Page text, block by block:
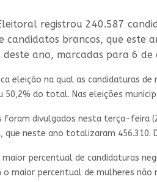
registrou 240.587
candidatos brancos, que este
deste ano, marcadas para 6
eleição na qual as candidaturas
50,2% do total. Nas eleições
foram divulgados nesta terça-feira
que neste ano totalizaram
percentual de candidaturas
maior percentual de mulheres não